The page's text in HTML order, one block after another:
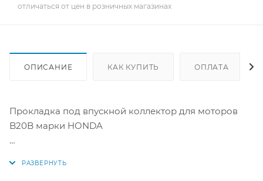
отличаться от цен в розничных магазинах
ОПИСАНИЕ КАК КУПИТЬ ОПЛАТА
Прокладка под впускной коллектор для моторов
B20B марки HONDA